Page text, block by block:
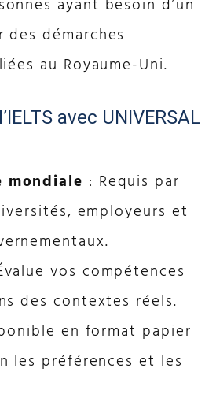
ayant besoin d’un
des démarches
au Royaume-Uni.
avec UNIVERSAL
mondiale : Requis par
employeurs et
vos compétences
des contextes réels.
en format papier
les préférences et les